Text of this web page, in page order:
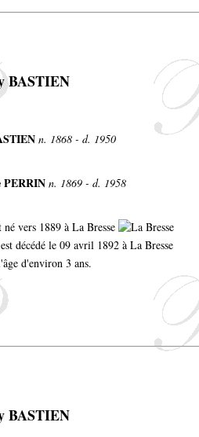
BASTIEN
n. 1868 - d. 1950
PERRIN n. 1869 - d. 1958
né vers 1889 à La Bresse
décédé le 09 avril 1892 à La Bresse
d'environ 3 ans.
BASTIEN